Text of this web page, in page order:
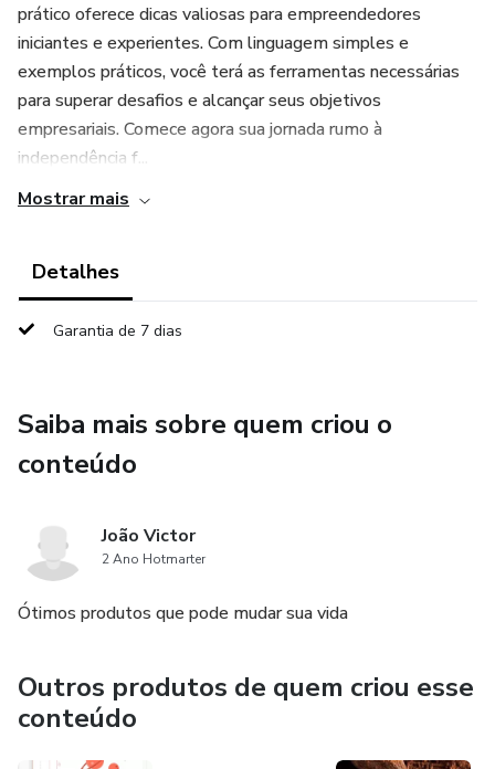
prático oferece dicas valiosas para empreendedores
iniciantes e experientes. Com linguagem simples e
exemplos práticos, você terá as ferramentas necessárias
para superar desafios e alcançar seus objetivos
empresariais. Comece agora sua jornada rumo à
independência f...
Mostrar mais
Detalhes
Garantia de 7 dias
Saiba mais sobre quem criou o
conteúdo
João Victor
2 Ano Hotmarter
Ótimos produtos que pode mudar sua vida
Outros produtos de quem criou esse
conteúdo